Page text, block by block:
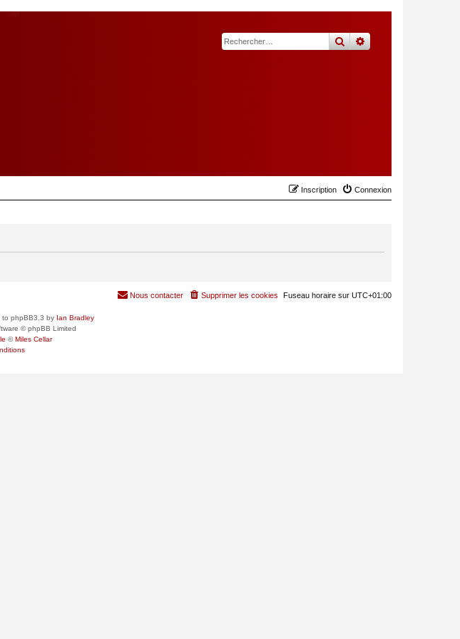
rechercher
recherche
Connexion
Inscription
Fuseau horaire sur UTC+01:00
Supprimer les cookies
Nous contacter
phpBB3.3 by Ian Bradley
© phpBB Limited
©Miles Cellar